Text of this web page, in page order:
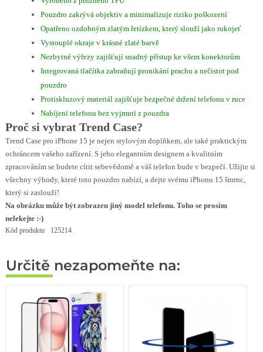
Pouzdro zakrývá objektiv a minimalizuje riziko poškození
Opatřeno ozdobným zlatým řetízkem, který slouží jako rukojeť
Vystouplé okraje v krásné zlaté barvě
Nezbytné výřezy zajišťují snadný přístup ke všem konektorům
Integrovaná tlačítka zabraňují pronikání prachu a nečistot pod
pouzdro
Protiskluzový materiál zajišťuje bezpečné držení telefonu v ruce
Nabíjení telefonu bez vyjmutí z pouzdra
Proč si vybrat Trend Case?
Trend Case pro iPhone 15 je nejen stylovým doplňkem, ale také praktickým
ochráncem vašeho zařízení. S jeho elegantním designem a kvalitním
zpracováním se budete cítit sebevědomě a váš telefon bude v bezpečí. Užijte si
všechny výhody, které toto pouzdro nabízí, a dejte svému iPhonu 15 šmrnc,
který si zaslouží!
Na obrázku může být zobrazen jiný model telefonu. Toho se prosím
nelekejte :-)
Kód produktu 125214
Určitě nezapomeňte na: